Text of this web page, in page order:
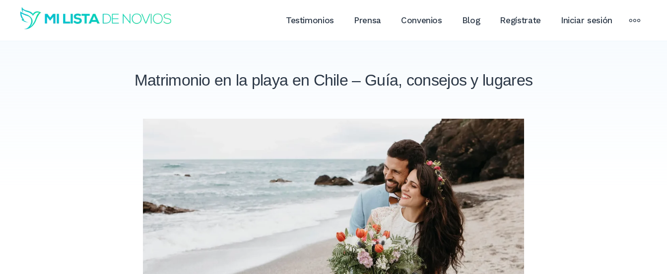
Saltar
Testimonios Prensa Convenios Blog Regístrate Iniciar sesión MÁS
Matrimonio en la playa en Chile – Guía, consejos y lugares